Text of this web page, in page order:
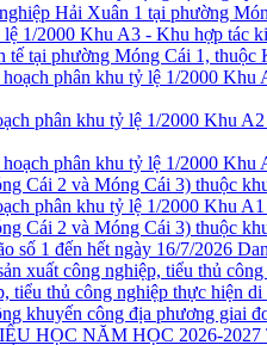
Hải Xuân 1 tại phường
tại phường Móng Cái 1,
phân khu tỷ lệ 1/2000 Khu
phân khu tỷ lệ 1/2000 Khu
Cái 2 và Móng Cái 3) thuộc
tiểu thủ công nghiệp thực hiện